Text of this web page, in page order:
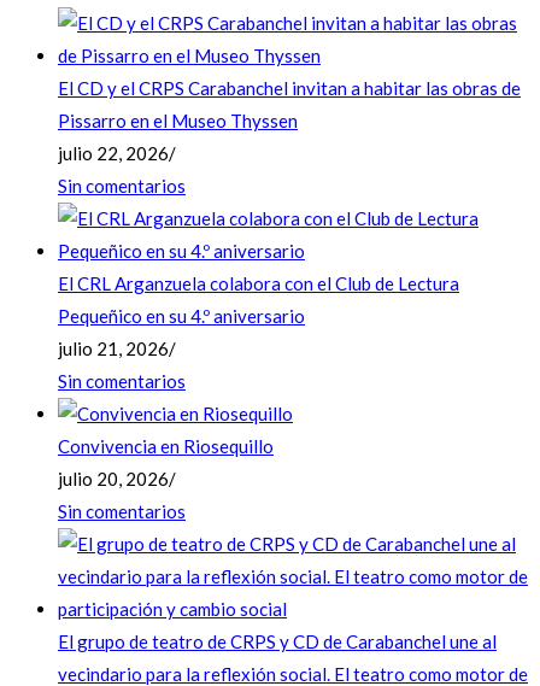
El CD y el CRPS Carabanchel invitan a habitar las obras de
Pissarro en el Museo Thyssen
julio 22, 2026/
Sin comentarios
El CRL Arganzuela colabora con el Club de Lectura
Pequeñico en su 4.º aniversario
julio 21, 2026/
Sin comentarios
Convivencia en Riosequillo
julio 20, 2026/
Sin comentarios
El grupo de teatro de CRPS y CD de Carabanchel une al
vecindario para la reflexión social. El teatro como motor de